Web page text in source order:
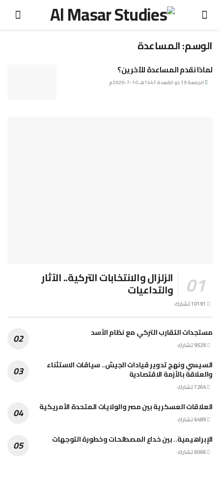
الوسم:المساعدة
لماذا نقدم المساعدة للآخرين؟
الجمعة 19 ذو القعدة 1441هـ 10-7-2020م
الزلزال والانتخابات التركية.. الآثار
والتداعيات
مستجدات التقارب التركي مع نظام الأسد
السيسي ونهج تدوير قيادات الجيش.. سياقات الاستثناء
والعلاقة بالأزمة الاقتصادية
العلاقات العسكرية بين مصر والولايات المتحدة الأمريكية
الإبراهيمية.. بين خداع المصطلحات وخطورة التوجهات